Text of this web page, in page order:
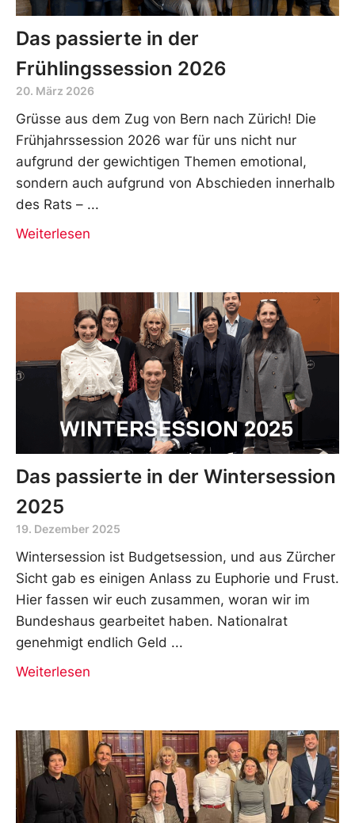
Das passierte in der
Frühlingssession 2026
20. März 2026
Grüsse aus dem Zug von Bern nach Zürich! Die
Frühjahrssession 2026 war für uns nicht nur
aufgrund der gewichtigen Themen emotional,
sondern auch aufgrund von Abschieden innerhalb
des Rats –
Weiterlesen
Das passierte in der Wintersession
2025
19. Dezember 2025
Wintersession ist Budgetsession, und aus Zürcher
Sicht gab es einigen Anlass zu Euphorie und Frust.
Hier fassen wir euch zusammen, woran wir im
Bundeshaus gearbeitet haben. Nationalrat
genehmigt endlich Geld
Weiterlesen